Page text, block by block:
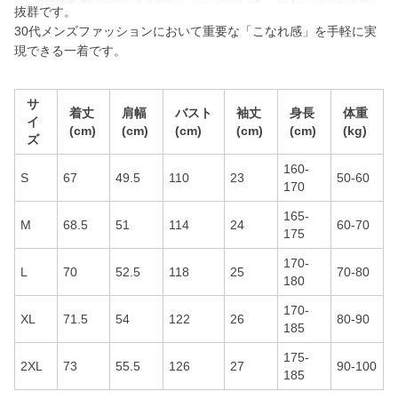
抜群です。
30代メンズファッションにおいて重要な「こなれ感」を手軽に実
現できる一着です。
サ
イ
ズ
着丈
(cm)
肩幅
(cm)
バスト
(cm)
袖丈
(cm)
身長
(cm)
体重
(kg)
S 67 49.5 110 23
160-
170
50-60
M 68.5 51 114 24
165-
175
60-70
L 70 52.5 118 25
170-
180
70-80
XL 71.5 54 122 26
170-
185
80-90
2XL 73 55.5 126 27
175-
185
90-100